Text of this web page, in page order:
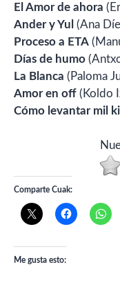
El Amor de ahora
Ander y Yul (Ana
Proceso a ETA
Días de humo
La Blanca (Paloma
Amor en off (Koldo
Cómo levantar mil
Comparte Cuak:
Me gusta esto: